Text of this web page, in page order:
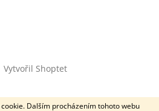
Dalším procházením tohoto webu
Vytvořil Shoptet
. Všechna práva vyhrazena.